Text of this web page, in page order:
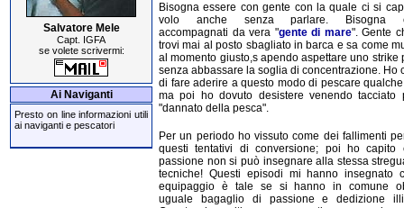
Salvatore Mele
Capt. IGFA
se volete scrivermi:
Ai Naviganti
Presto on line informazioni utili
ai naviganti e pescatori
Bisogna essere con gente con la quale ci si
volo anche senza parlare. Bisogna
accompagnati da vera "gente di mare". Gente
trovi mai al posto sbagliato in barca e sa come
al momento giusto,s apendo aspettare uno strike
senza abbassare la soglia di concentrazione. Ho
di fare aderire a questo modo di pescare
ma poi ho dovuto desistere venendo tacciato
"dannato della pesca".
Per un periodo ho vissuto come dei fallimenti
questi tentativi di conversione; poi ho capito
passione non si può insegnare alla stessa
tecniche! Questi episodi mi hanno insegnato
equipaggio è tale se si hanno in comune
uguale bagaglio di passione e dedizione